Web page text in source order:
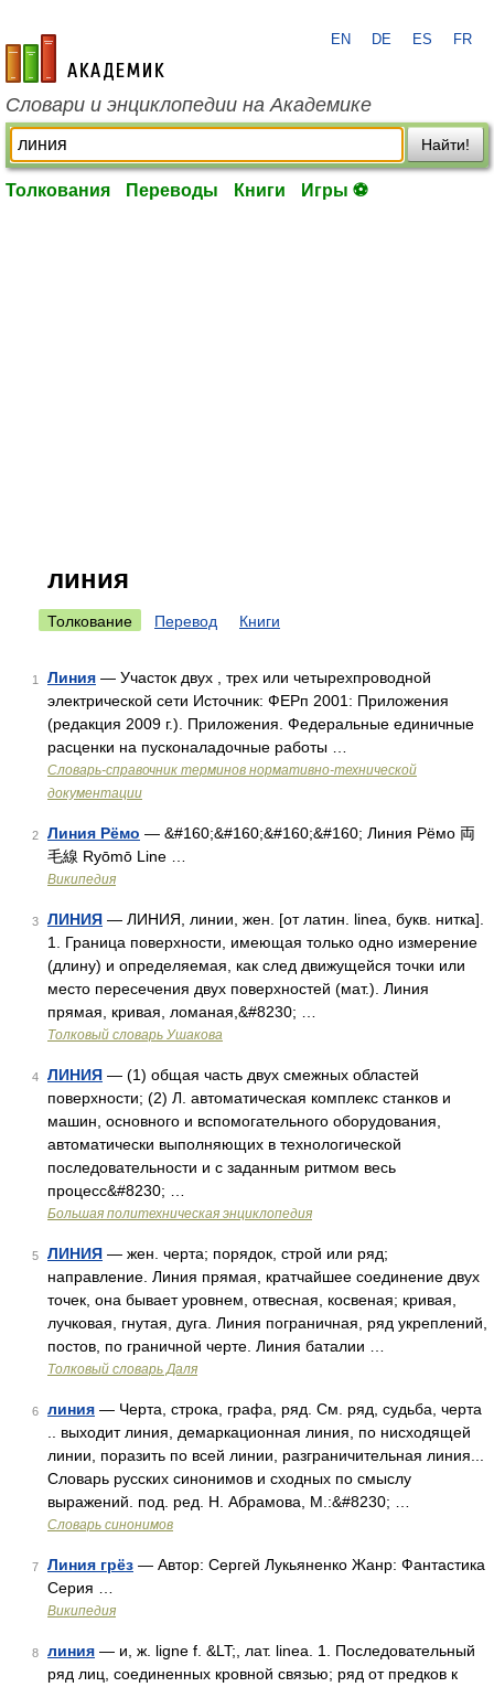
academic.ru
EN DE ES FR
Словари и энциклопедии на Академике
Найти!
Толкования Переводы Книги Игры ⚽
линия
Толкование Перевод Книги
1 Линия — Участок двух , трех или четырехпроводной
электрической сети Источник: ФЕРп 2001: Приложения
(редакция 2009 г.). Приложения. Федеральные единичные
расценки на пусконаладочные работы …
Словарь-справочник терминов нормативно-технической
документации
2 Линия Рёмо — &#160;&#160;&#160;&#160; Линия Рёмо 両
毛線 Ryōmō Line …
Википедия
3 ЛИНИЯ — ЛИНИЯ, линии, жен. [от латин. linea, букв. нитка].
1. Граница поверхности, имеющая только одно измерение
(длину) и определяемая, как след движущейся точки или
место пересечения двух поверхностей (мат.). Линия
прямая, кривая, ломаная,&#8230; …
Толковый словарь Ушакова
4 ЛИНИЯ — (1) общая часть двух смежных областей
поверхности; (2) Л. автоматическая комплекс станков и
машин, основного и вспомогательного оборудования,
автоматически выполняющих в технологической
последовательности и с заданным ритмом весь
процесс&#8230; …
Большая политехническая энциклопедия
5 ЛИНИЯ — жен. черта; порядок, строй или ряд;
направление. Линия прямая, кратчайшее соединение двух
точек, она бывает уровнем, отвесная, косвеная; кривая,
лучковая, гнутая, дуга. Линия пограничная, ряд укреплений,
постов, по граничной черте. Линия баталии …
Толковый словарь Даля
6 линия — Черта, строка, графа, ряд. См. ряд, судьба, черта
.. выходит линия, демаркационная линия, по нисходящей
линии, поразить по всей линии, разграничительная линия...
Словарь русских синонимов и сходных по смыслу
выражений. под. ред. Н. Абрамова, М.:&#8230; …
Словарь синонимов
7 Линия грёз — Автор: Сергей Лукьяненко Жанр: Фантастика
Серия …
Википедия
8 линия — и, ж. ligne f. &LT;, лат. linea. 1. Последовательный
ряд лиц, соединенных кровной связью; ряд от предков к